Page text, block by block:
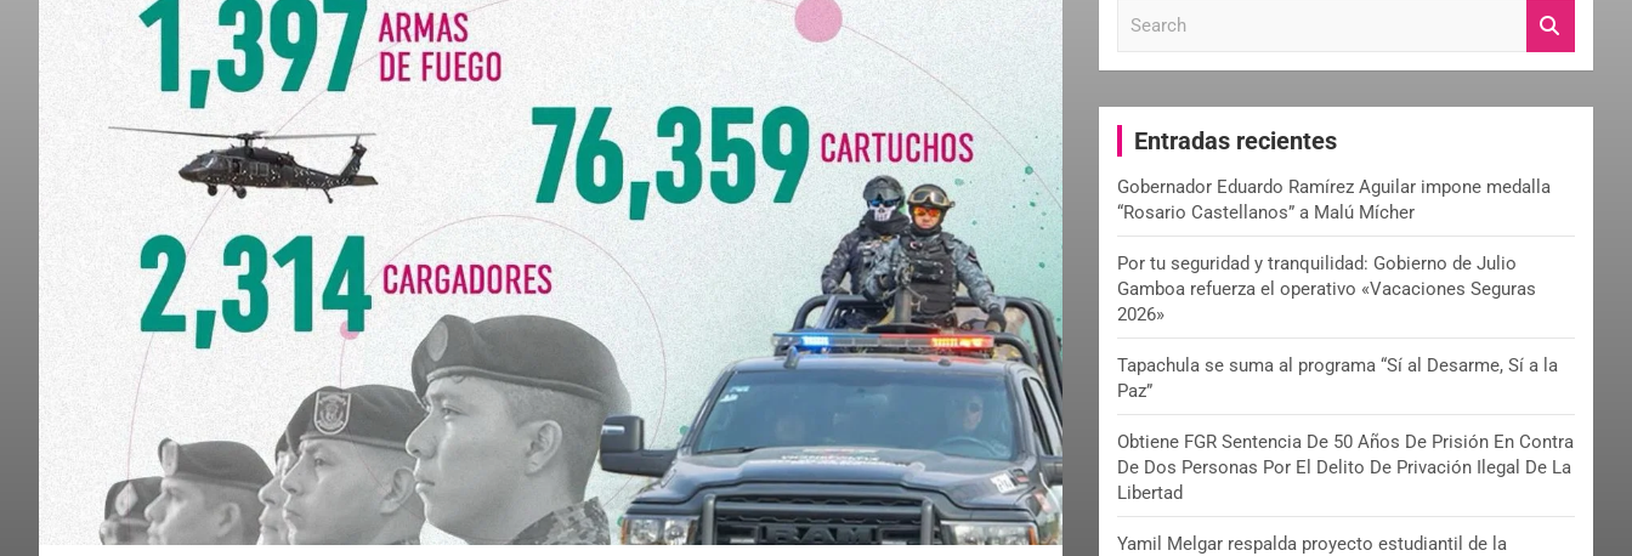
c
Entradas recientes
Gobernador Eduardo Ramírez Aguilar impone medalla
“Rosario Castellanos” a Malú Mícher
Por tu seguridad y tranquilidad: Gobierno de Julio
Gamboa refuerza el operativo «Vacaciones Seguras
2026»
Tapachula se suma al programa “Sí al Desarme, Sí a la
Paz”
Obtiene FGR Sentencia De 50 Años De Prisión En Contra
De Dos Personas Por El Delito De Privación Ilegal De La
Libertad
Yamil Melgar respalda proyecto estudiantil de la